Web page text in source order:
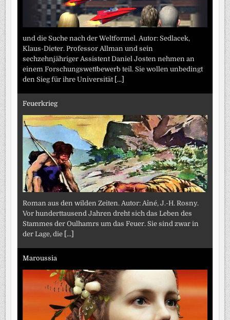
und die Suche nach der Weltformel. Autor: Sedlacek,
Klaus-Dieter. Professor Allman und sein
sechzehnjähriger Assistent Daniel Josten nehmen an
einem Forschungswettbewerb teil. Sie wollen unbedingt
den Sieg für ihre Universität [...]
Feuerkrieg
Roman aus den wilden Zeiten. Autor: Aîné, J.-H. Rosny.
Vor hunderttausend Jahren dreht sich das Leben des
Stammes der Oulhamrs um das Feuer. Sie sind zwar in
der Lage, die [...]
Maroussia